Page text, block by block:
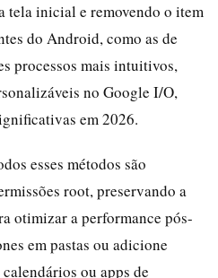
tela inicial e removendo o item
do Android, como as de
processos mais intuitivos,
no Google I/O,
em 2026.
esses métodos são
root, preservando a
otimizar a performance pós-
em pastas ou adicione
ou apps de